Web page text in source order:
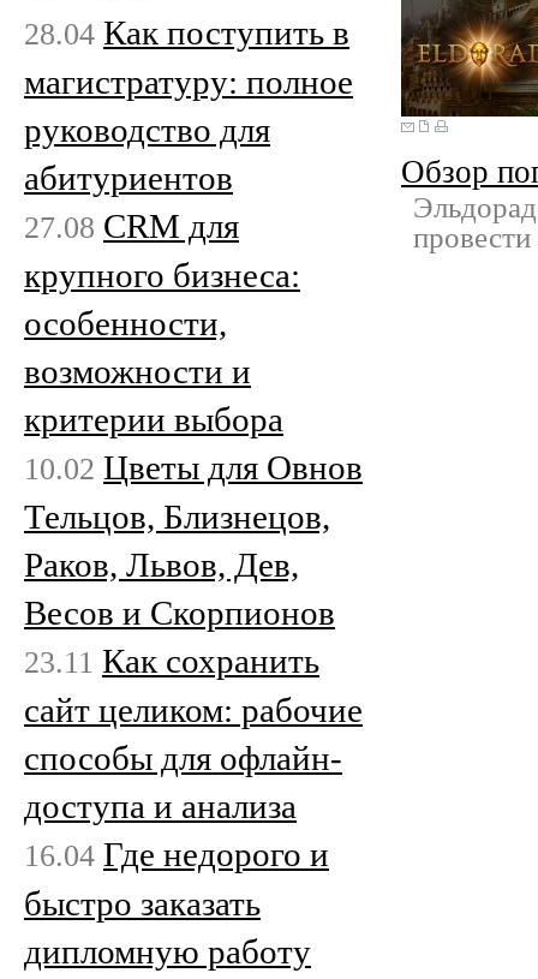
Обзор
28.04 Как поступить в
магистратуру: полное
руководство для
абитуриентов
27.08 CRM для
крупного бизнеса:
особенности,
возможности и
критерии выбора
10.02 Цветы для Овнов
Тельцов, Близнецов,
Раков, Львов, Дев,
Весов и Скорпионов
23.11 Как сохранить
сайт целиком: рабочие
способы для офлайн-
доступа и анализа
16.04 Где недорого и
быстро заказать
дипломную работу